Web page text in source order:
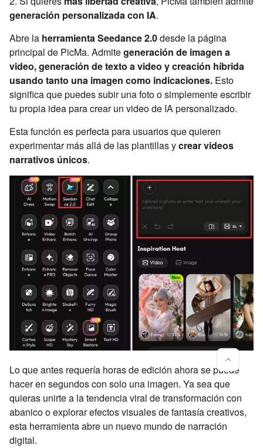
generación personalizada con IA.
Abre la herramienta Seedance 2.0desde la página
principal de PicMa. Admitegeneración de imagen a
video, generación de texto a video y creación híbrida
usando tanto una imagen como indicaciones. Esto
significa que puedes subir una foto o simplemente escribir
tu propia idea para crear un video de IA personalizado.
Esta función es perfecta para usuarios que quieren
experimentar más allá de las plantillas ycrear videos
narrativos únicos.
Lo que antes requería horas de edición ahora se puede
hacer en segundos con solo una imagen. Ya sea que
quieras unirte a la tendencia viral de transformación con
abanico o explorar efectos visuales de fantasía creativos,
esta herramienta abre un nuevo mundo de narración
digital.